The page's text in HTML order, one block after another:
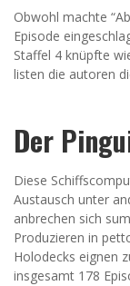
Obwohl machte
Episode
Staffel 4 knüpfte
listen die autoren
Der
Diese
Austausch unter
anbrechen sich
Produzieren in
Holodecks eignen
insgesamt 178